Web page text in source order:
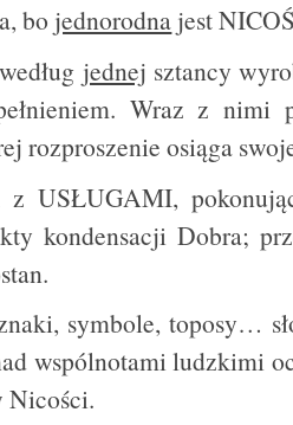
bo jednorodna jest
jednej sztancy
Wraz z nimi
rozproszenie osiąga
z USŁUGAMI,
kondensacji Dobra;
symbole, toposy…
wspólnotami ludzkimi
Nicości.